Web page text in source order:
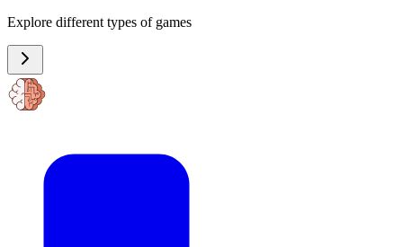
Explore different types of games